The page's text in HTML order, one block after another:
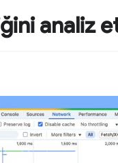
analiz